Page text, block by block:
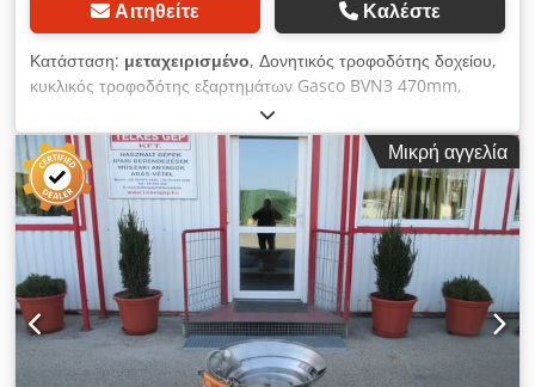
Αιτηθείτε Καλέστε
Κατάσταση: μεταχειρισμένο, Δονητικός τροφοδότης δοχείου,
κυκλικός τροφοδότης εξαρτημάτων Gasco BVN3 470mm,
μεταχειρισμένο μηχάνημα Κατασκευαστής: Gasco Τύπος:
BVN3 Συνολικές διαστάσεις: 555 x 535 x 400 mm Μέγεθος
δοχείου: 470 x 250 mm Dksdpfxsy R S I Ij Aafor Ηλεκτρικά
στοιχεία: 230 V, 1,6A
Μικρή αγγελία